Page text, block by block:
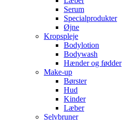
Serum
Specialprodukter
Øjne
Kropspleje
Bodylotion
Bodywash
Hænder og fødder
Make-up
Børster
Hud
Kinder
Læber
Selvbruner